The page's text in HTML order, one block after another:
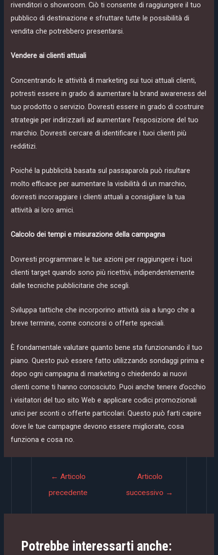
rivenditori o showroom. Ciò ti consente di raggiungere il tuo
pubblico di destinazione e sfruttare tutte le possibilità di
vendita che potrebbero presentarsi.
Vendere ai clienti attuali
Concentrando le attività di marketing sui tuoi attuali clienti,
potresti essere in grado di aumentare la brand awareness del
tuo prodotto o servizio. Dovresti essere in grado di costruire
strategie per indirizzarli ad aumentare l’esposizione del tuo
marchio. Dovresti cercare di identificare i tuoi clienti più
redditizi.
Poiché la pubblicità basata sul passaparola può risultare
molto efficace per aumentare la visibilità di un marchio,
dovresti incoraggiare i clienti attuali a consigliare la tua
attività ai loro amici.
Calcolo dei tempi e misurazione della campagna
Dovresti programmare le tue azioni per raggiungere i tuoi
clienti target quando sono più ricettivi, indipendentemente
dalle tecniche pubblicitarie che scegli.
Sviluppa tattiche che incorporino attività sia a lungo che a
breve termine, come concorsi o offerte speciali.
È fondamentale valutare quanto bene sta funzionando il tuo
piano. Questo può essere fatto utilizzando sondaggi prima e
dopo ogni campagna di marketing o chiedendo ai nuovi
clienti come ti hanno conosciuto. Puoi anche tenere d’occhio
i visitatori del tuo sito Web e applicare codici promozionali
unici per sconti o offerte particolari. Questo può farti capire
dove le tue campagne devono essere migliorate, cosa
funziona e cosa no.
Navigazione
← Articolo
precedente
Articolo
successivo →
Potrebbe interessarti anche: